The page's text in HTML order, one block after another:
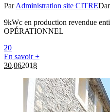
ParAdministration site CITRE
9kWc en production revendue
OPÉRATIONNEL
20
En savoir +
30.062018